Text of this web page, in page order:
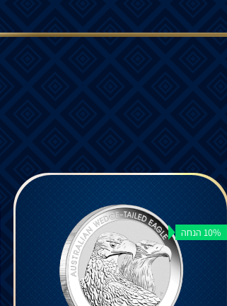
10% הנחה